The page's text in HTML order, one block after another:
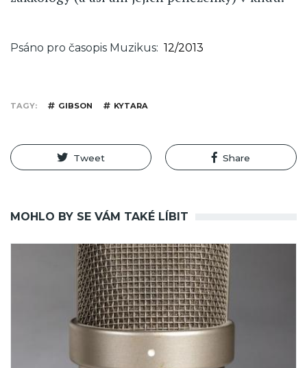
Psáno pro časopis Muzikus 12/2013
TAGY GIBSON KYTARA
Tweet Share
MOHLO BY SE VÁM TAKÉ LÍBIT